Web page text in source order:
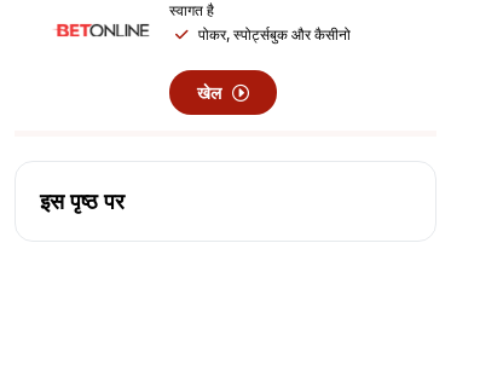
स्वागत है
पोकर, स्पोर्ट्सबुक और कैसीनो
खेल
इस पृष्ठ पर